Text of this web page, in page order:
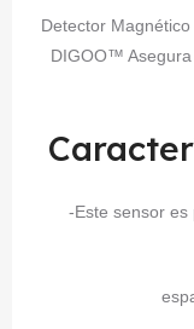
Detector
DIGOO™
-Este sensor